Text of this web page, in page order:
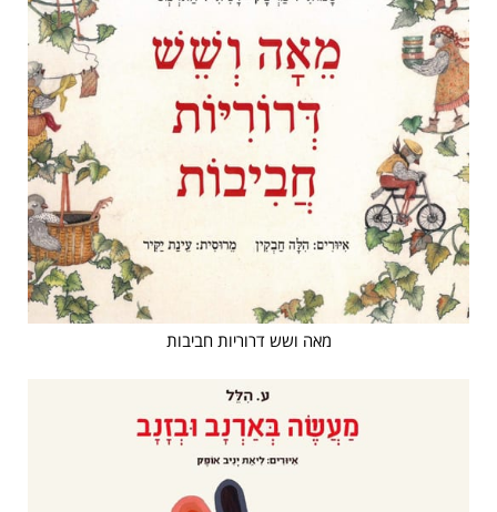
מאה ושש דרוריות חביבות